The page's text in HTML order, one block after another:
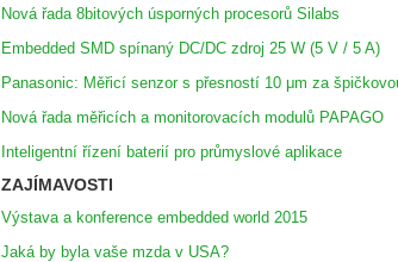
Nová řada 8bitových úsporných procesorů Silabs
Embedded SMD spínaný DC/DC zdroj 25 W (5 V / 5 A)
Panasonic: Měřicí senzor s přesností 10 μm za
Nová řada měřicích a monitorovacích modulů PAPAGO
Inteligentní řízení baterií pro průmyslové aplikace
ZAJÍMAVOSTI
Výstava a konference embedded world 2015
Jaká by byla vaše mzda v USA?